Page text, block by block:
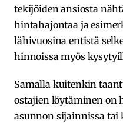
tekijöiden ansiosta
hintahajontaa ja
lähivuosina entistä
hinnoissa myös
Samalla kuitenkin
ostajien löytäminen on
asunnon sijainnissa tai